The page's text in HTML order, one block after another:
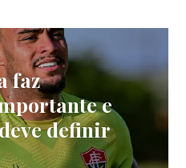
faz
e
definir